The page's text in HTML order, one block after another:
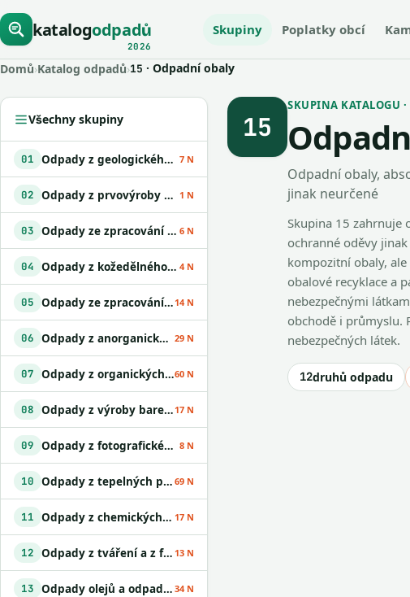
katalogodpadů
2026
Skupiny Poplatky obcí
Domů›Katalog odpadů›15 · Odpadní obaly
Všechny skupiny
01 Odpady z geologického průzkumu 7 N
02 Odpady z prvovýroby v zemědělství 1 N
03 Odpady ze zpracování dřeva a výroby desek 6 N
04 Odpady z kožedělného a textilního průmyslu 4 N
05 Odpady ze zpracování ropy 14 N
06 Odpady z anorganických chemických procesů 29 N
07 Odpady z organických chemických procesů60 N
08 Odpady z výroby barev, laků a lepidel 17 N
09 Odpady z fotografického průmyslu 8 N
10 Odpady z tepelných procesů 69 N
11 Odpady z chemických povrchových úprav 17 N
12 Odpady z tváření a z fyzikální a mechanické úpravy povrchu kovů a plastů 13 N
13 Odpady olejů a odpady kapalných paliv 34 N
15
SKUPINA KATALOGU
Odpadní obaly,
jinak neurčené
Skupina 15 zahrnuje
ochranné oděvy
kompozitní obaly,
obalové recyklace a
nebezpečnými
obchodě i průmyslu.
nebezpečných látek.
12druhů odpadu